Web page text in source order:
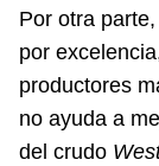
Por otra
por
productores
no ayuda a
del crudo